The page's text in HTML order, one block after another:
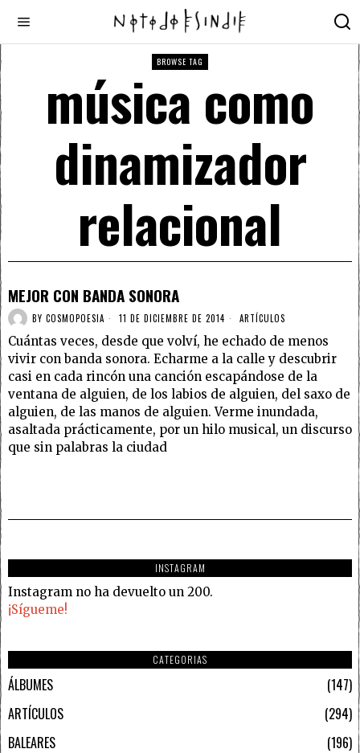
BROWSE TAG
música como
dinamizador
relacional
MEJOR CON BANDA SONORA
BY COSMOPOESIA 11 DE DICIEMBRE DE 2014 ARTÍCULOS
Cuántas veces, desde que volví, he echado de menos
vivir con banda sonora. Echarme a la calle y descubrir
casi en cada rincón una canción escapándose de la
ventana de alguien, de los labios de alguien, del saxo de
alguien, de las manos de alguien. Verme inundada,
asaltada prácticamente, por un hilo musical, un discurso
que sin palabras la ciudad
INSTAGRAM
Instagram no ha devuelto un 200.
¡Sígueme!
CATEGORIAS
ÁLBUMES
147
ARTÍCULOS
294
BALEARES
196